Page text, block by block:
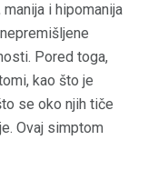
i hipomanija
Pored toga,
kao što je
se oko njih tiče
Ovaj simptom